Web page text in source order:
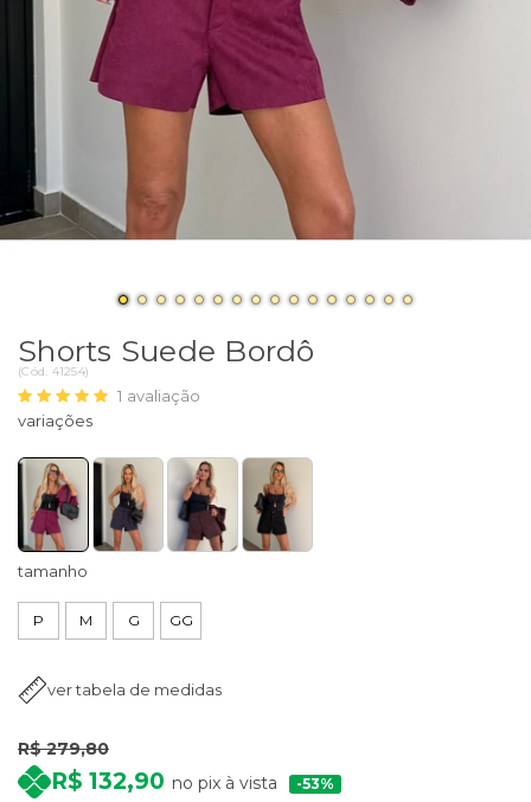
Shorts Suede Bordô
(Cód. 41254)
1 avaliação
tamanho
P M G GG
ver tabela de medidas
R$ 279,80
R$ 132,90 no pix à vista 53%